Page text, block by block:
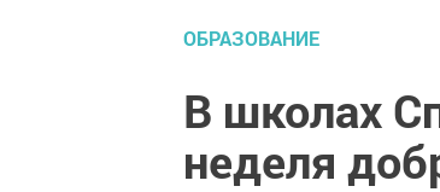
ОБРАЗОВАНИЕ
В школах
неделя